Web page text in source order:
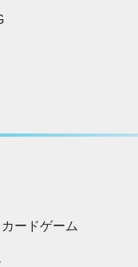
ードゲーム